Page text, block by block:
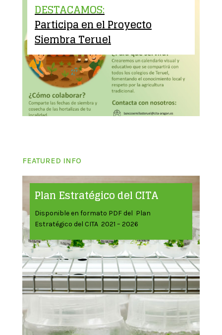
DESTACAMOS:
Participa en el Proyecto
Siembra Teruel
FEATURED INFO
Plan Estratégico del CITA
Disponible en formato PDF del Plan
Estratégico del CITA 2021 – 2026